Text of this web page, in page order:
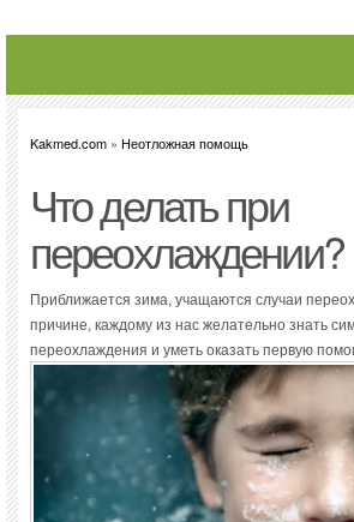
Kakmed.com » Неотложная помощь
Что делать при
переохлаждении?
Приближается зима, учащаются случаи
причине, каждому из нас желательно знать
переохлаждения и уметь оказать первую